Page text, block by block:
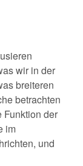
wir in der
breiteren
betrachten
Funktion der
im
und